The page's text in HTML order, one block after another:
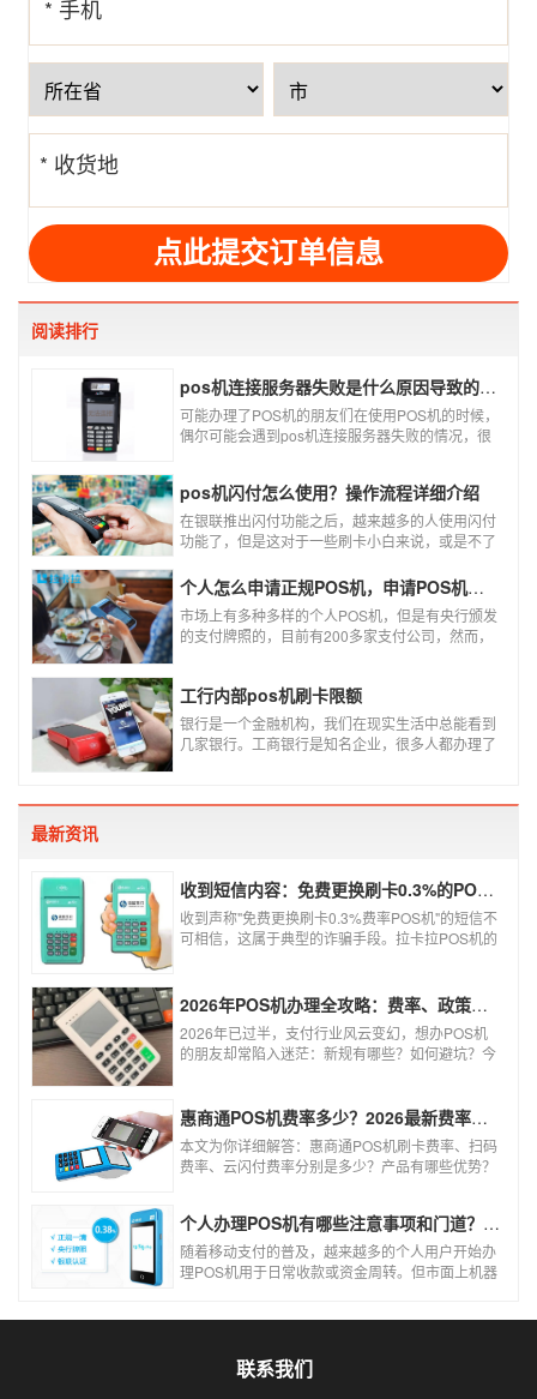
* 手机
号
* 收货地
址
阅读排行
pos机连接服务器失败是什么原因导致的？附解决办法
可能办理了POS机的朋友们在使用POS机的时候，
偶尔可能会遇到pos机连接服务器失败的情况，很
失败是什么原因导致的？以及出现这种情况又该如
何解决。
pos机闪付怎么使用？操作流程详细介绍
在银联推出闪付功能之后，越来越多的人使用闪付
功能了，但是这对于一些刷卡小白来说，或是不了
闪付功能，因此，针对这种情况，下面小编就来给
大家讲一讲POS机闪付怎么挥卡操作交易。
个人怎么申请正规POS机，申请POS机需要注意什么？
市场上有多种多样的个人POS机，但是有央行颁发
的支付牌照的，目前有200多家支付公司，然而，
就很危险了，资金不到账、被盗刷的可能性大大增
加。
工行内部pos机刷卡限额
银行是一个金融机构，我们在现实生活中总能看到
几家银行。工商银行是知名企业，很多人都办理了
最新资讯
收到短信内容：免费更换刷卡0.3%的POS机，可以相信吗？
收到声称"免费更换刷卡0.3%费率POS机"的短信不
可相信，这属于典型的诈骗手段。拉卡拉POS机的
风险。以下结合权威信息分析原因及应对建议：2026年POS机办理全攻略：费率、政策、避坑一篇讲清
2026年已过半，支付行业风云变幻，想办POS机
的朋友却常陷入迷茫：新规有哪些？如何避坑？今
使用！
惠商通POS机费率多少？2026最新费率标准及办理全攻略
本文为你详细解答：惠商通POS机刷卡费率、扫码
费率、云闪付费率分别是多少？产品有哪些优势？
个人办理POS机有哪些注意事项和门道？（2026最新避坑指南）
随着移动支付的普及，越来越多的个人用户开始办
理POS机用于日常收款或资金周转。但市面上机器
联系我们